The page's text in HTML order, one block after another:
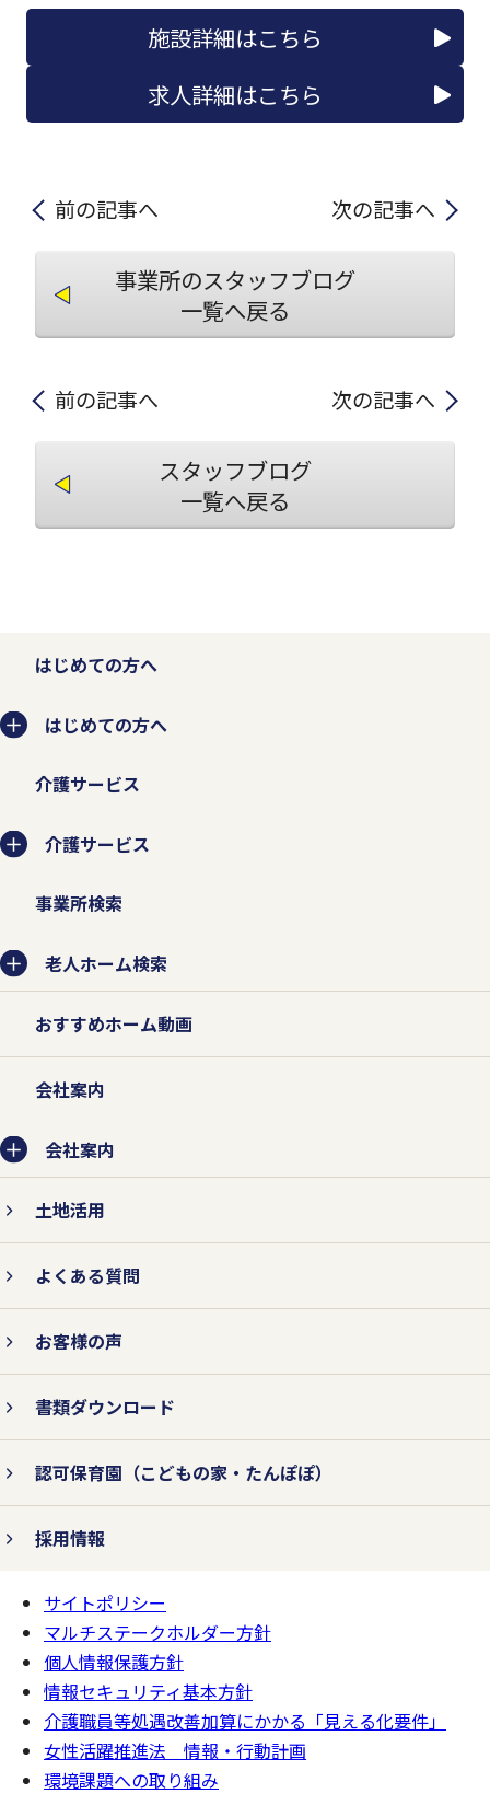
施設詳細はこちら
求人詳細はこちら
前の記事へ 次の記事へ
事業所のスタッフブログ
一覧へ戻る
前の記事へ 次の記事へ
スタッフブログ
一覧へ戻る
はじめての方へ
はじめての方へ
介護サービス
介護サービス
事業所検索
老人ホーム検索
おすすめホーム動画
会社案内
会社案内
土地活用
よくある質問
お客様の声
書類ダウンロード
認可保育園 （こどもの家・たんぽぽ）
採用情報
ページの
一番上へ
サイトポリシー
マルチステークホルダー方針
個人情報保護方針
情報セキュリティ基本方針
介護職員等処遇改善加算にかかる「見える化要件」
女性活躍推進法 情報・行動計画
環境課題への取り組み